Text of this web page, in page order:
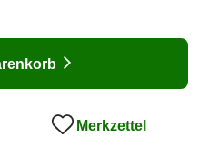
Merkzettel